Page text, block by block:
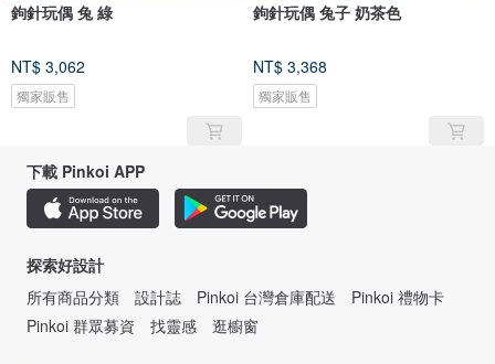
鉤針玩偶 兔 綠
NT$ 3,062
獨家販售
鉤針玩偶 兔子 奶茶色
NT$ 3,368
獨家販售
下載 Pinkoi APP
探索好設計
所有商品分類
設計誌 Pinkoi 台灣倉庫配送
Pinkoi 禮物卡
Pinkoi 群眾募資
找靈感 逛櫥窗